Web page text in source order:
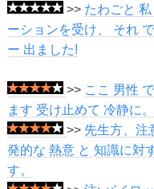
>> たわごと
ーションを受け、 それ
ー 出ました!
>> ここ 男性
ます 受け止めて 冷静に。
>> 先生方、注
発的な 熱意 と 知識に対
す。